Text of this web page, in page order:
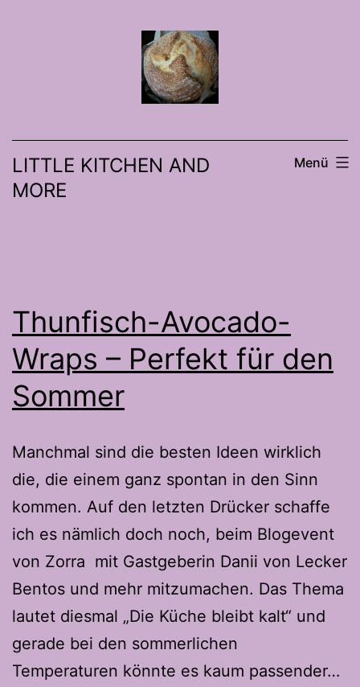
LITTLE KITCHEN AND
MORE
Menü
Thunfisch-Avocado-
Wraps – Perfekt für den
Sommer
Manchmal sind die besten Ideen wirklich
die, die einem ganz spontan in den Sinn
kommen. Auf den letzten Drücker schaffe
ich es nämlich doch noch, beim Blogevent
von Zorra mit Gastgeberin Danii von Lecker
Bentos und mehr mitzumachen. Das Thema
lautet diesmal „Die Küche bleibt kalt“ und
gerade bei den sommerlichen
Temperaturen könnte es kaum passender…